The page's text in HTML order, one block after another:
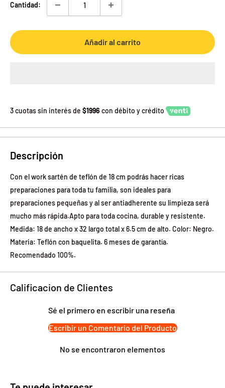
Cantidad:
Añadir al carrito
3 cuotas sin interés de $1996 con débito y crédito
Descripción
Con el work sartén de teflón de 18 cm podrás hacer ricas
preparaciones para toda tu familia, son ideales para
preparaciones pequeñas y al ser antiadherente su limpieza será
mucho más rápida.Apto para toda cocina, durable y resistente.
Medida: 18 de ancho x 32 largo total x 6.5 cm de alto. Color: Negro.
Materia: Teflón con baquelita. 6 meses de garantía.
Recomendado 100%.
Calificacion de Clientes
Sé el primero en escribir una reseña
Escribir un Comentario del Producto
No se encontraron elementos